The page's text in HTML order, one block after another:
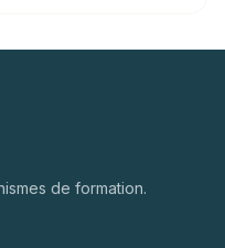
de formation.